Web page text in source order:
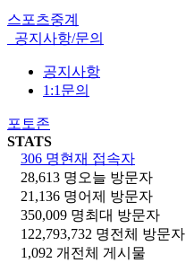
스포츠중계
공지사항/문의
공지사항
1:1문의
포토존
STATS
306 명현재 접속자
28,613 명 오늘 방문자
21,136 명어제 방문자
350,009 명최대 방문자
122,793,732 명전체 방문자
1,092 개 전체 게시물